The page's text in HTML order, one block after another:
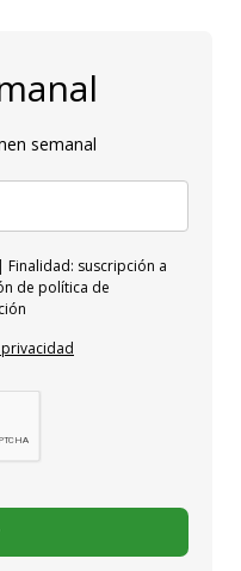
semanal
suscripción a
de política de